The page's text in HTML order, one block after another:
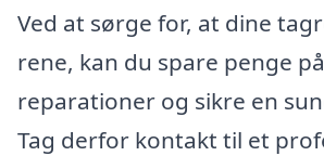
Ved at sørge for, at dine
rene, kan du spare penge
reparationer og sikre en
Tag derfor kontakt til et